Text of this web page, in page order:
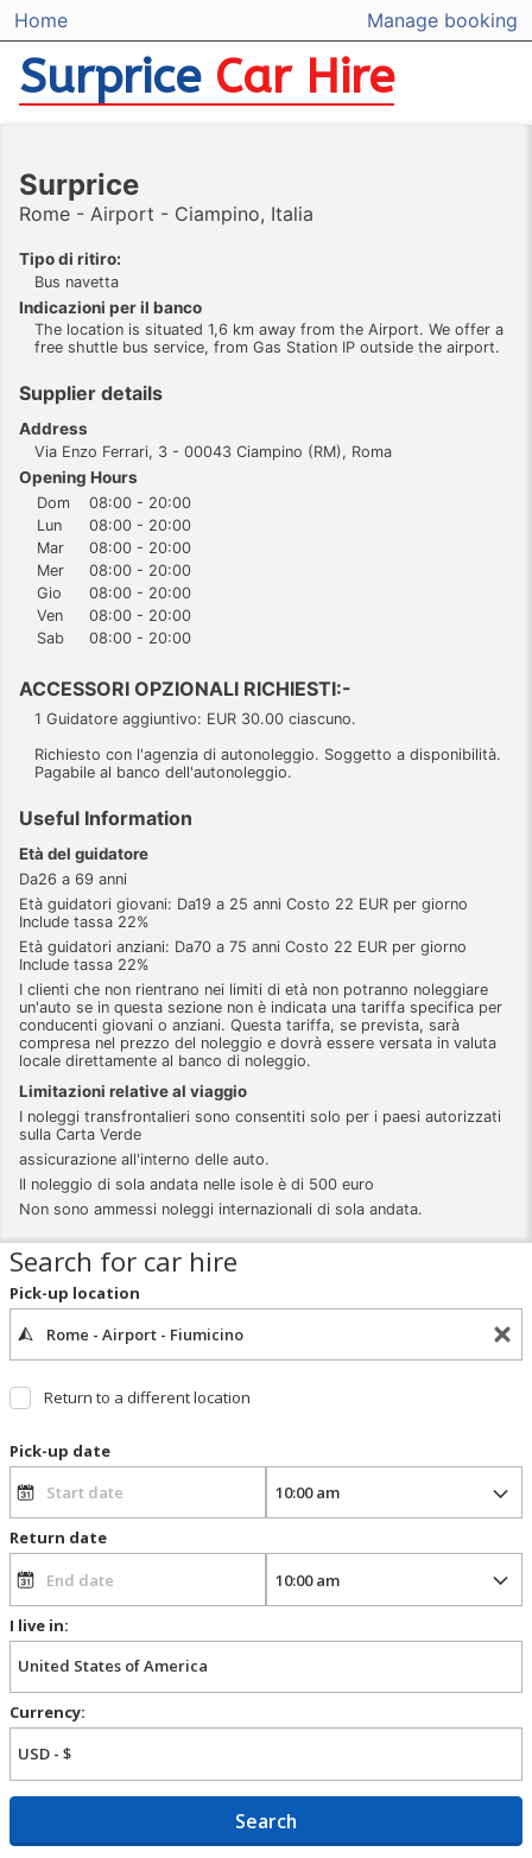
Home Manage booking
Surprice Car Hire
Surprice
Rome - Airport - Ciampino, Italia
Tipo di ritiro:
Bus navetta
Indicazioni per il banco
The location is situated 1,6 km away from the Airport. We offer a
free shuttle bus service, from Gas Station IP outside the airport.
Supplier details
Address
Via Enzo Ferrari, 3 - 00043 Ciampino (RM), Roma
Opening Hours
Dom
08:00 - 20:00
Lun
08:00 - 20:00
Mar
08:00 - 20:00
Mer
08:00 - 20:00
Gio
08:00 - 20:00
Ven
08:00 - 20:00
Sab
08:00 - 20:00
ACCESSORI OPZIONALI RICHIESTI:-
1 Guidatore aggiuntivo: EUR 30.00 ciascuno.
Richiesto con l'agenzia di autonoleggio. Soggetto a disponibilità.
Pagabile al banco dell'autonoleggio.
Useful Information
Età del guidatore
Da26 a 69 anni
Età guidatori giovani: Da19 a 25 anni Costo 22 EUR per giorno
Include tassa 22%
Età guidatori anziani: Da70 a 75 anni Costo 22 EUR per giorno
Include tassa 22%
I clienti che non rientrano nei limiti di età non potranno noleggiare
un'auto se in questa sezione non è indicata una tariffa specifica per
conducenti giovani o anziani. Questa tariffa, se prevista, sarà
compresa nel prezzo del noleggio e dovrà essere versata in valuta
locale direttamente al banco di noleggio.
Limitazioni relative al viaggio
I noleggi transfrontalieri sono consentiti solo per i paesi autorizzati
sulla Carta Verde
assicurazione all'interno delle auto.
Il noleggio di sola andata nelle isole è di 500 euro
Non sono ammessi noleggi internazionali di sola andata.
Search for car hire
Pick-up location
Return to a different location
Pick-up date
Return date
I live in:
Currency:
Search